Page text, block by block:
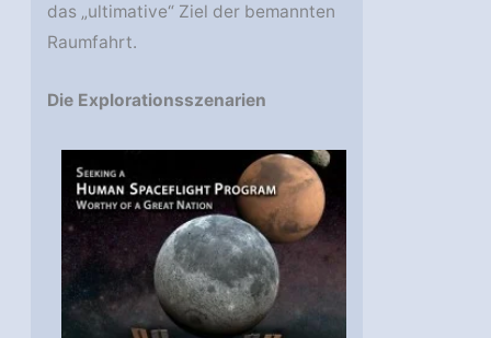
das „ultimative“ Ziel der bemannten
Raumfahrt.
Die Explorationsszenarien